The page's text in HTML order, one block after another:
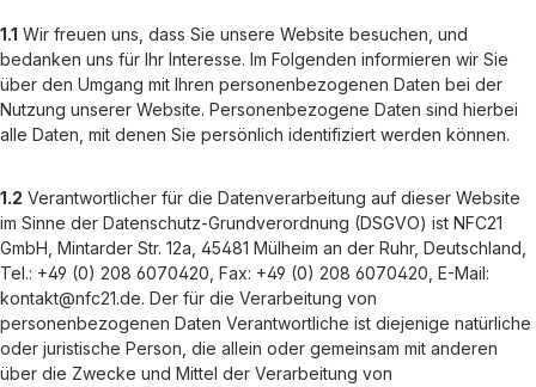
1.1 Wir freuen uns, dass Sie unsere Website besuchen, und
bedanken uns für Ihr Interesse. Im Folgenden informieren wir Sie
über den Umgang mit Ihren personenbezogenen Daten bei der
Nutzung unserer Website. Personenbezogene Daten sind hierbei
alle Daten, mit denen Sie persönlich identifiziert werden können.
1.2 Verantwortlicher für die Datenverarbeitung auf dieser Website
im Sinne der Datenschutz-Grundverordnung (DSGVO) ist NFC21
GmbH, Mintarder Str. 12a, 45481 Mülheim an der Ruhr, Deutschland,
Tel.: +49 (0) 208 6070420, Fax: +49 (0) 208 6070420, E-Mail:
kontakt@nfc21.de. Der für die Verarbeitung von
personenbezogenen Daten Verantwortliche ist diejenige natürliche
oder juristische Person, die allein oder gemeinsam mit anderen
über die Zwecke und Mittel der Verarbeitung von